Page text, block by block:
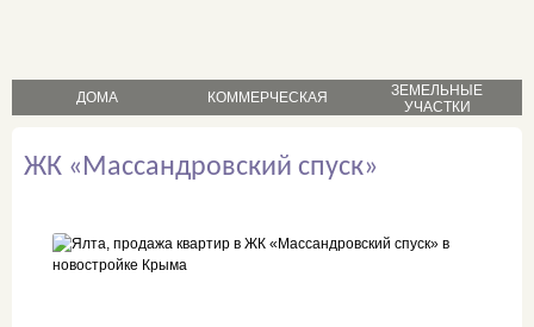
ДОМА КОММЕРЧЕСКАЯ
ЗЕМЕЛЬНЫЕ
УЧАСТКИ
ЖК «Массандровский спуск»